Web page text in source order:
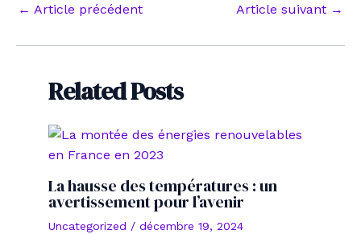
Navigation
articles
← Article précédent Article suivant →
Related Posts
La hausse des températures : un
avertissement pour l’avenir
Uncategorized / décembre 19, 2024